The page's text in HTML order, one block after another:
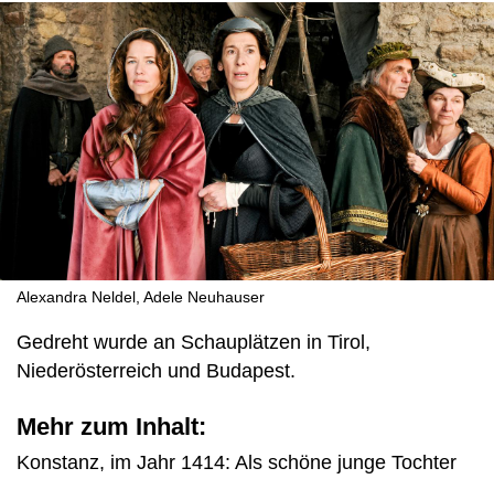
Alexandra Neldel, Adele Neuhauser
Gedreht wurde an Schauplätzen in Tirol,
Niederösterreich und Budapest.
Mehr zum Inhalt:
Konstanz, im Jahr 1414: Als schöne junge Tochter